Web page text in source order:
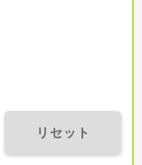
リセット